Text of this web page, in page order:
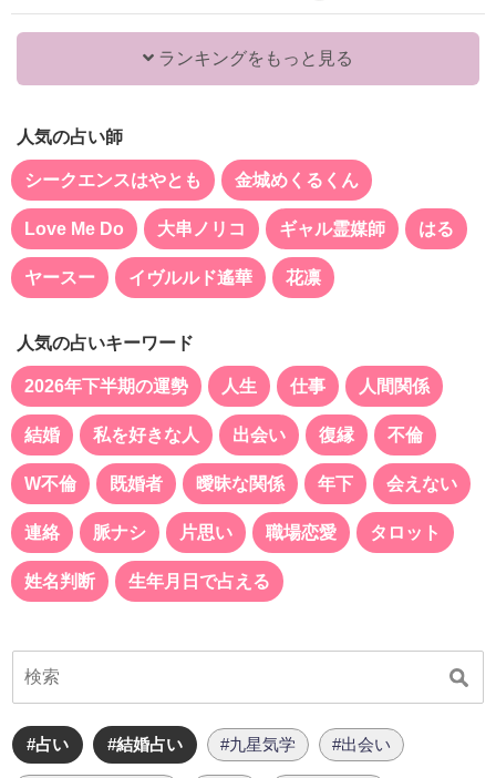
ランキングをもっと見る
人気の占い師
シークエンスはやとも 金城めくるくん
Love Me Do 大串ノリコ ギャル霊媒師 はる
ヤースー イヴルルド遙華 花凛
人気の占いキーワード
2026年下半期の運勢 人生 仕事 人間関係
結婚 私を好きな人 出会い 復縁 不倫
W不倫 既婚者 曖昧な関係 年下 会えない
連絡 脈ナシ 片思い 職場恋愛 タロット
姓名判断 生年月日で占える
#占い #結婚占い #九星気学 #出会い